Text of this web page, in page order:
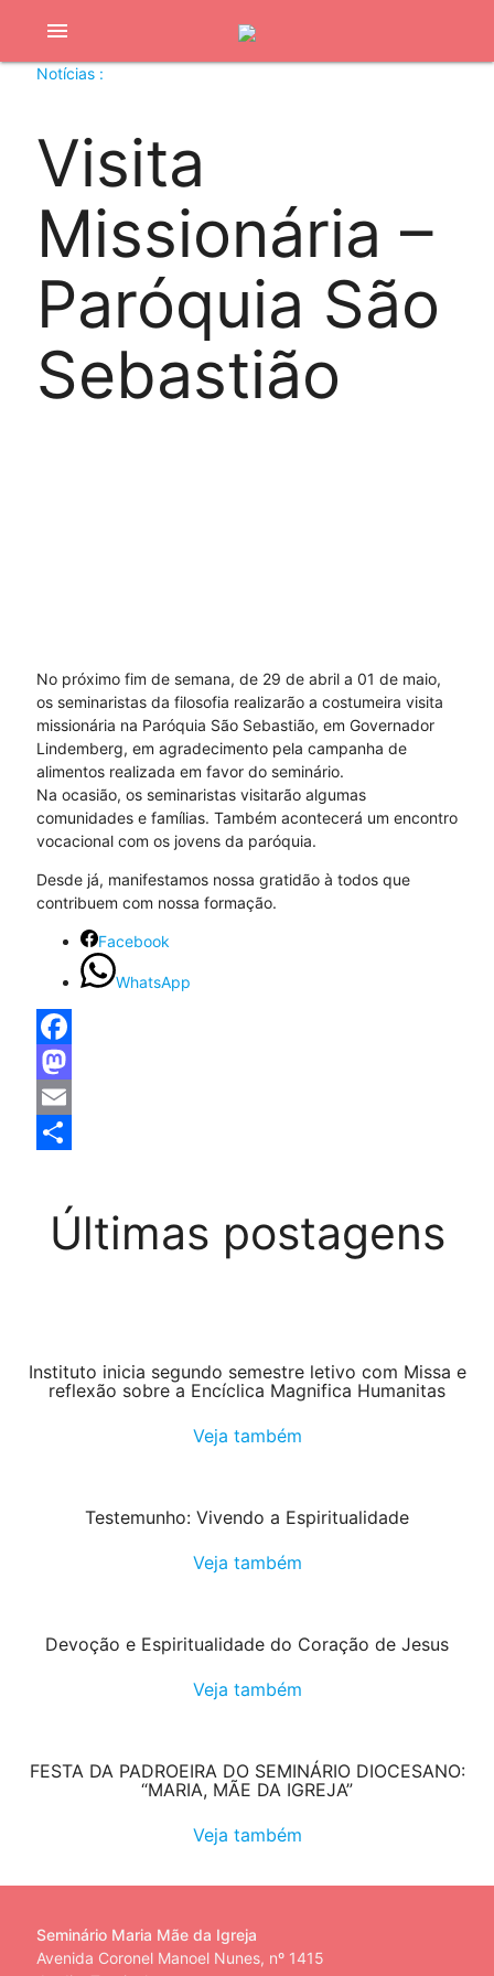
menu
Notícias :
Visita
Missionária –
Paróquia São
Sebastião
No próximo fim de semana, de 29 de abril a 01 de maio,
os seminaristas da filosofia realizarão a costumeira visita
missionária na Paróquia São Sebastião, em Governador
Lindemberg, em agradecimento pela campanha de
alimentos realizada em favor do seminário.
Na ocasião, os seminaristas visitarão algumas
comunidades e famílias. Também acontecerá um encontro
vocacional com os jovens da paróquia.
Desde já, manifestamos nossa gratidão à todos que
contribuem com nossa formação.
Facebook
WhatsApp
Facebook
Mastodon
Email
Últimas postagens
Instituto inicia segundo semestre letivo com Missa e
reflexão sobre a Encíclica Magnifica Humanitas
Veja também
Testemunho: Vivendo a Espiritualidade
Veja também
Devoção e Espiritualidade do Coração de Jesus
Veja também
FESTA DA PADROEIRA DO SEMINÁRIO DIOCESANO:
“MARIA, MÃE DA IGREJA”
Veja também
Seminário Maria Mãe da Igreja
Avenida Coronel Manoel Nunes, nº 1415